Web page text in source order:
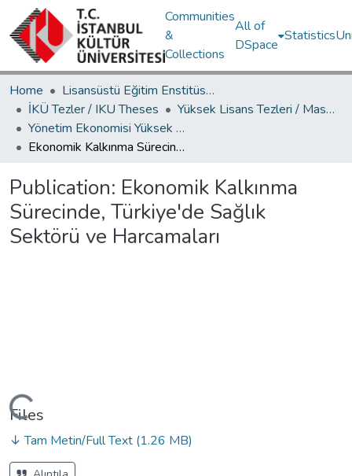
Communities
&
Collections
All of
DSpace
Statistics
Home
Lisansüstü Eğitim Enstitüsü / Postgraduate Education Institute
İKÜ Tezler / IKU Theses
Yüksek Lisans Tezleri / Master's Theses
Yönetim Ekonomisi Yüksek Lisans Programı / Management Economics Master's Degree Program
Ekonomik Kalkınma Sürecinde, Türkiye'de Sağlık Sektörü ve Harcamaları
Publication: Ekonomik Kalkınma
Sürecinde, Türkiye'de Sağlık
Sektörü ve Harcamaları
Files
↓ Tam Metin/Full Text (1.26 MB)